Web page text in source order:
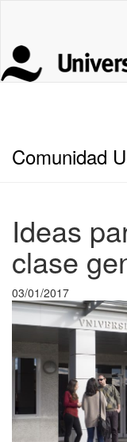
Comunidad
Ideas
clase
03/01/2017